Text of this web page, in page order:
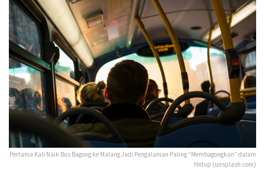
Pertama Kali Naik Bus Bagong ke Malang Jadi Pengalaman Paling “Membagongkan” dalam
Hidup (unsplash.com)